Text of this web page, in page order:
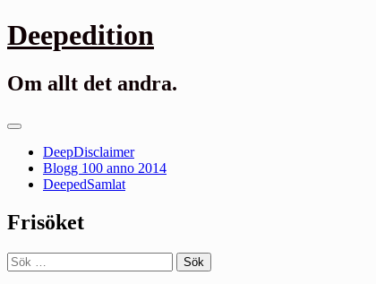
Gå
till
Deepedition
Om allt det andra.
Primär
DeepDisclaimer
Blogg 100 anno 2014
DeepedSamlat
Frisöket
Sök
efter: